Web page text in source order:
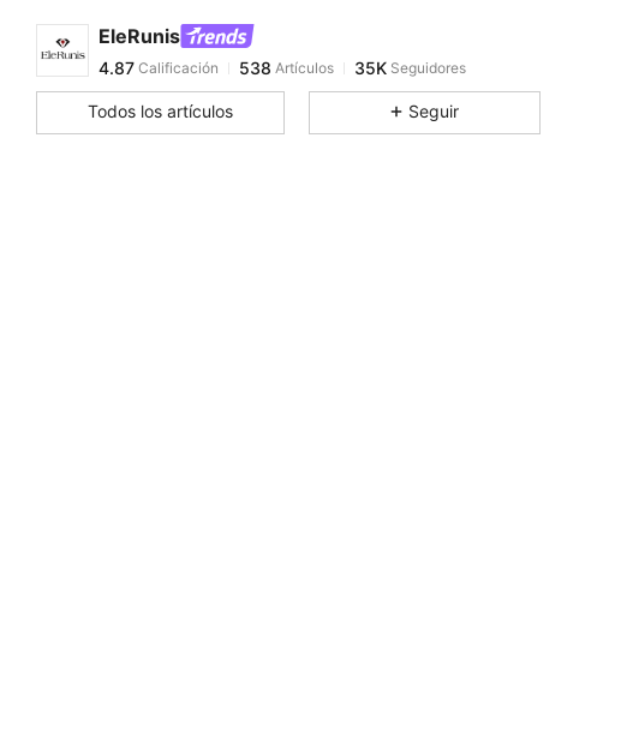
EleRunis
Calificación 538
j***0pagó Hace 1 día
4.87
Todos los artículos Seguir